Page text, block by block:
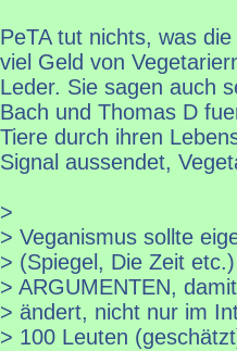
PeTA tut nichts, was
viel Geld von
Leder. Sie sagen auch
Bach und Thomas D
Tiere durch ihren
Signal aussendet,
>
> Veganismus sollte
> (Spiegel, Die Zeit
> ARGUMENTEN,
> ändert, nicht nur im
> 100 Leuten